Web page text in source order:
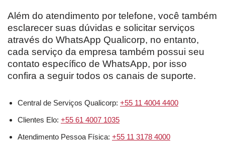
Além do atendimento por telefone, você também
esclarecer suas dúvidas e solicitar serviços
através do WhatsApp Qualicorp, no entanto,
cada serviço da empresa também possui seu
contato específico de WhatsApp, por isso
confira a seguir todos os canais de suporte.
Central de Serviços Qualicorp: +55 11 4004 4400
Clientes Elo: +55 61 4007 1035
Atendimento Pessoa Física: +55 11 3178 4000